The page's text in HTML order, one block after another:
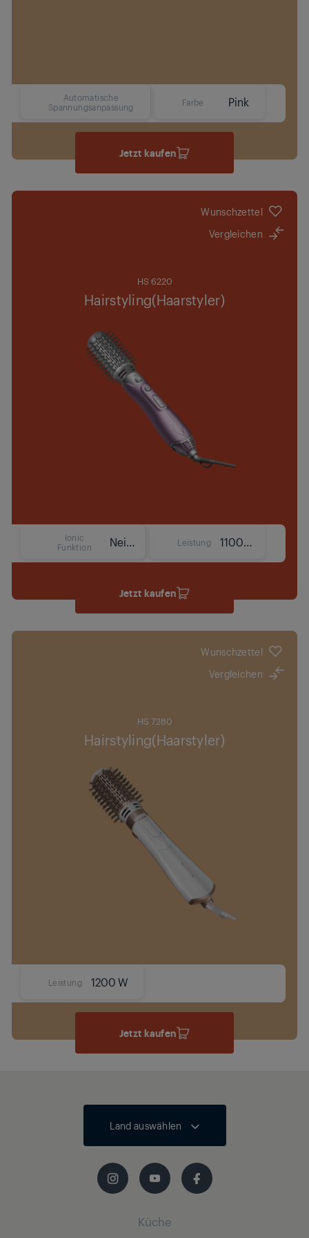
Automatische
Spannungsanpassung
Farbe Pink
Jetzt kaufen
Wunschzettel
Vergleichen
HS 6220
Hairstyling(Haarstyler)
Ionic
Funktion
Nein Leistung 1100 W
Jetzt kaufen
Wunschzettel
Vergleichen
HS 7280
Hairstyling(Haarstyler)
Leistung 1200 W
Jetzt kaufen
Land auswählen
Küche